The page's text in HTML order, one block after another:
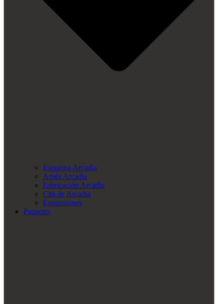
Esquema Arcadia
Arnés Arcadia
Fabricación Arcadia
Cita de Arcadia
Expansiones
Paquetes